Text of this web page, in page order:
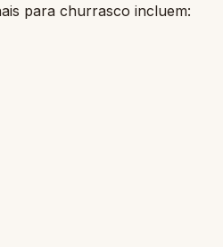
para churrasco incluem: